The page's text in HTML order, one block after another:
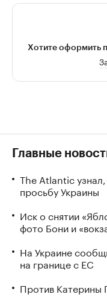
Хотите оформить
Главные
The Atlantic
просьбу Украины
Иск о снятии
фото Бони и
На Украине
на границе с ЕС
Против Катерины